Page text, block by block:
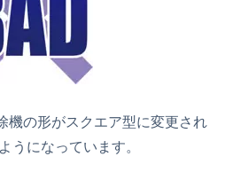
機の形がスクエア型に変更され
うになっています。